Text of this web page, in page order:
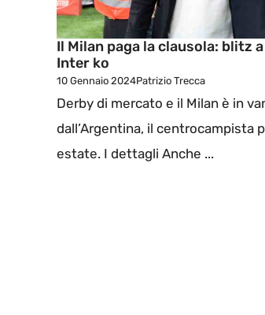
Il Milan paga la clausola: blitz
Inter ko
10 Gennaio 2024Patrizio Trecca
Derby di mercato e il Milan è in
dall’Argentina, il centrocampista
estate. I dettagli Anche ...